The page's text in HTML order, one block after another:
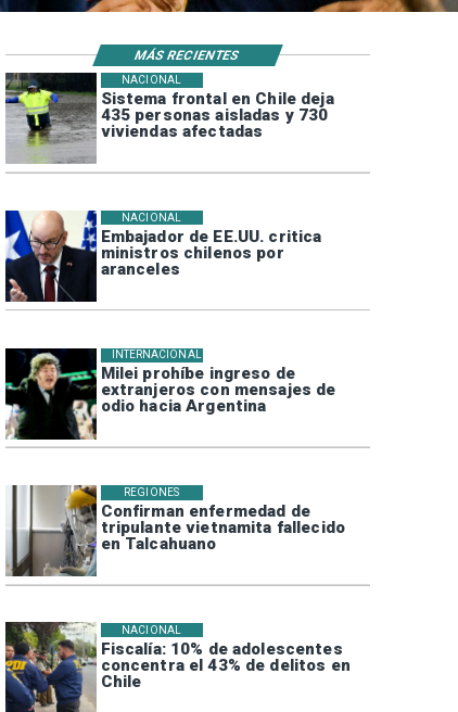
Sistema frontal en Chile deja
435 personas aisladas y 730
viviendas afectadas
NACIONAL
Embajador de EE.UU. critica
ministros chilenos por
aranceles
NACIONAL
Milei prohíbe ingreso de
extranjeros con mensajes de
odio hacia Argentina
INTERNACIONAL
Confirman enfermedad de
tripulante vietnamita fallecido
en Talcahuano
REGIONES
Fiscalía: 10% de adolescentes
concentra el 43% de delitos en
Chile
NACIONAL
MÁS RECIENTES